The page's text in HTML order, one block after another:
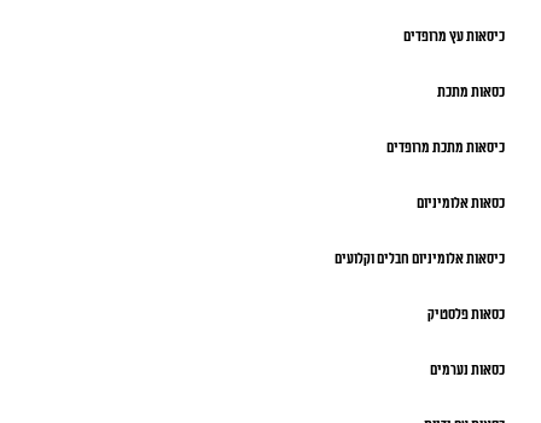
כיסאות עץ מרופדים
כסאות מתכת
כיסאות מתכת מרופדים
כסאות אלומיניום
כיסאות אלומיניום חבלים וקלועים
כסאות פלסטיק
כסאות נערמים